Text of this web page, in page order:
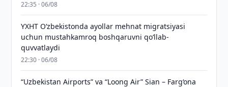
22:35 · 06/08
YXHT O‘zbekistonda ayollar mehnat migratsiyasi
uchun mustahkamroq boshqaruvni qo‘llab-
quvvatlaydi
22:30 · 06/08
“Uzbekistan Airports” va “Loong Air” Sian – Farg‘ona